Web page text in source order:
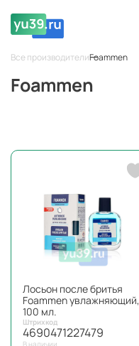
Все производителиFoammen
Foammen
Лосьон после бритья
Foammen увлажняющий,
100 мл.
Штрихкод
4690471227479